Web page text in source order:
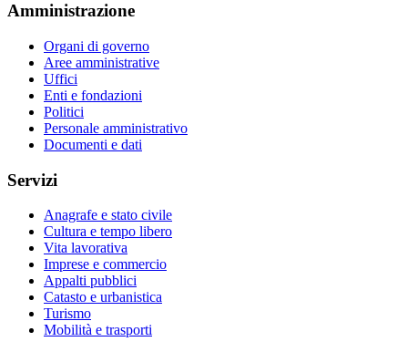
Amministrazione
Organi di governo
Aree amministrative
Uffici
Enti e fondazioni
Politici
Personale amministrativo
Documenti e dati
Servizi
Anagrafe e stato civile
Cultura e tempo libero
Vita lavorativa
Imprese e commercio
Appalti pubblici
Catasto e urbanistica
Turismo
Mobilità e trasporti